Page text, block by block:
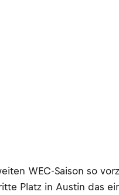
WEC-Saison so
Platz in Austin das